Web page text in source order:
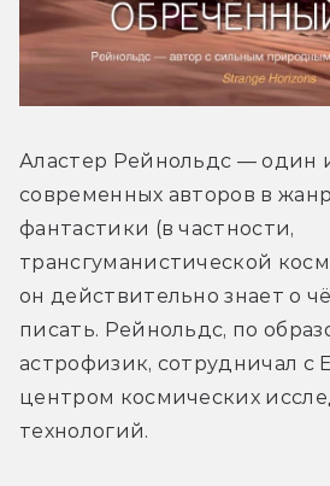
Аластер Рейнольдс — один
современных авторов в
фантастики (в частности,
трансгуманистической
он действительно знает о
писать. Рейнольдс, по
астрофизик, сотрудничал с
центром космических
технологий.